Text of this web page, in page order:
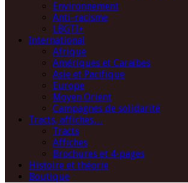
Environnement
Anti-racisme
LBGTI+
International
Afrique
Amériques et Caraïbes
Asie et Pacifique
Europe
Moyen Orient
Campagnes de solidarité
Tracts, affiches…
Tracts
Affiches
Brochures et 4-pages
Histoire et théorie
Boutique